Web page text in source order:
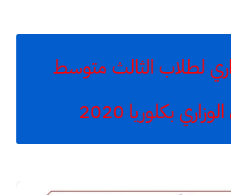
لطلاب الثالث متوسط
بكلوريا 2020